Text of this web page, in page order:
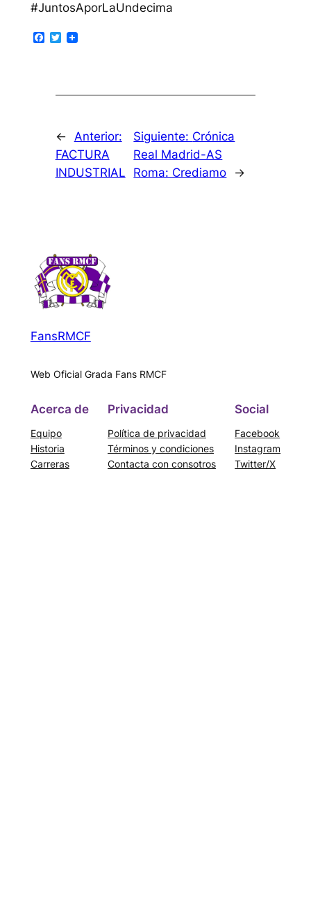
#JuntosAporLaUndecima
Facebook
Twitter
←
Anterior:
FACTURA
INDUSTRIAL
Siguiente: Crónica
Real Madrid-AS
Roma: Crediamo
→
FansRMCF
Web Oficial Grada Fans RMCF
Acerca de
Equipo
Historia
Carreras
Privacidad
Política de privacidad
Términos y condiciones
Contacta con consotros
Social
Facebook
Instagram
Twitter/X